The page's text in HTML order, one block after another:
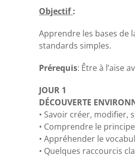
Objectif:
Apprendre les bases de
standards simples.
Prérequis: Être à l’aise
JOUR 1
DÉCOUVERTE
• Savoir créer, modifier,
• Comprendre le
• Appréhender le
• Quelques raccourcis